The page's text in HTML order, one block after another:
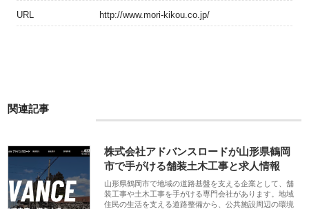
URL http://www.mori-kikou.co.jp/
関連記事
株式会社アドバンスロードが山形県鶴岡
市で手がける舗装土木工事と求人情報
山形県鶴岡市で地域の道路基盤を支える企業として、舗
装工事や土木工事を手がける専門会社があります。地域
住民の生活を支える道路整備から、公共施設周辺の環境